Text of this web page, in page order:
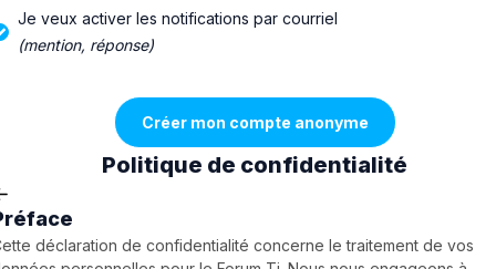
Je veux activer les notifications par courriel
(mention, réponse)
Politique de confidentialité
déclaration de confidentialité concerne le traitement de vos